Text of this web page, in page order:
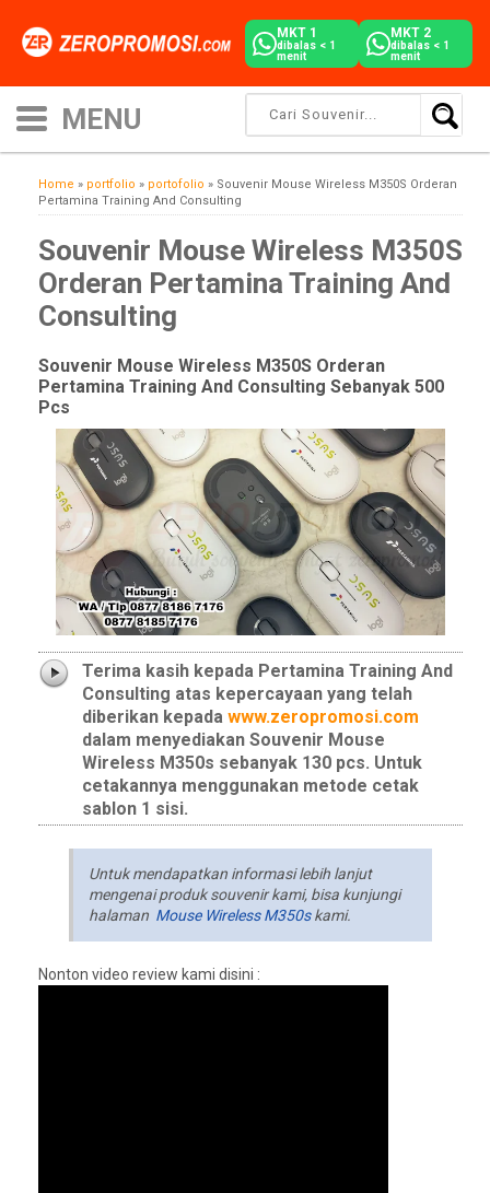
MKT 1
dibalas < 1
menit
MKT 2
dibalas < 1
menit
Home » portfolio » portofolio » Souvenir Mouse Wireless M350S Orderan
Pertamina Training And Consulting
Souvenir Mouse Wireless M350S
Orderan Pertamina Training And
Consulting
Souvenir Mouse Wireless M350S Orderan
Pertamina Training And Consulting Sebanyak 500
Pcs
Terima kasih kepada Pertamina Training And
Consulting atas kepercayaan yang telah
diberikan kepada www.zeropromosi.com
dalam menyediakan Souvenir Mouse
Wireless M350s sebanyak 130 pcs. Untuk
cetakannya menggunakan metode cetak
sablon 1 sisi.
Untuk mendapatkan informasi lebih lanjut
mengenai produk souvenir kami, bisa kunjungi
halaman Mouse Wireless M350s kami.
Nonton video review kami disini :